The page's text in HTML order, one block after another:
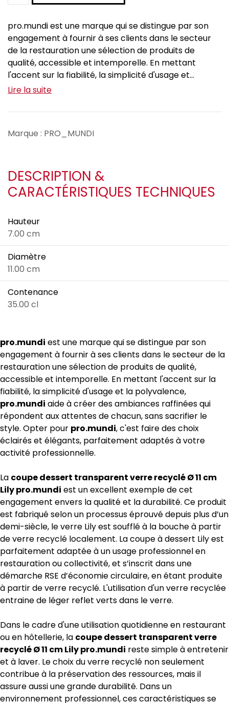
pro.mundi est une marque qui se distingue par son
engagement à fournir à ses clients dans le secteur
de la restauration une sélection de produits de
qualité, accessible et intemporelle. En mettant
l'accent sur la fiabilité, la simplicité d'usage et...
Lire la suite
Marque : PRO_MUNDI
DESCRIPTION &
CARACTÉRISTIQUES TECHNIQUES
Hauteur
7.00 cm
Diamètre
11.00 cm
Contenance
35.00 cl
pro.mundi est une marque qui se distingue par son
engagement à fournir à ses clients dans le secteur de la
restauration une sélection de produits de qualité,
accessible et intemporelle. En mettant l'accent sur la
fiabilité, la simplicité d'usage et la polyvalence,
pro.mundi aide à créer des ambiances raffinées qui
répondent aux attentes de chacun, sans sacrifier le
style. Opter pour pro.mundi, c'est faire des choix
éclairés et élégants, parfaitement adaptés à votre
activité professionnelle.
La coupe dessert transparent verre recyclé Ø 11 cm
Lily pro.mundi est un excellent exemple de cet
engagement envers la qualité et la durabilité. Ce produit
est fabriqué selon un processus éprouvé depuis plus d’un
demi-siècle, le verre Lily est soufflé à la bouche à partir
de verre recyclé localement. La coupe à dessert Lily est
parfaitement adaptée à un usage professionnel en
restauration ou collectivité, et s’inscrit dans une
démarche RSE d’économie circulaire, en étant produite
à partir de verre recyclé. L'utilisation d'un verre recyclée
entraine de léger reflet verts dans le verre.
Dans le cadre d'une utilisation quotidienne en restaurant
ou en hôtellerie, la coupe dessert transparent verre
recyclé Ø 11 cm Lily pro.mundi reste simple à entretenir
et à laver. Le choix du verre recyclé non seulement
contribue à la préservation des ressources, mais il
assure aussi une grande durabilité. Dans un
environnement professionnel, ces caractéristiques se